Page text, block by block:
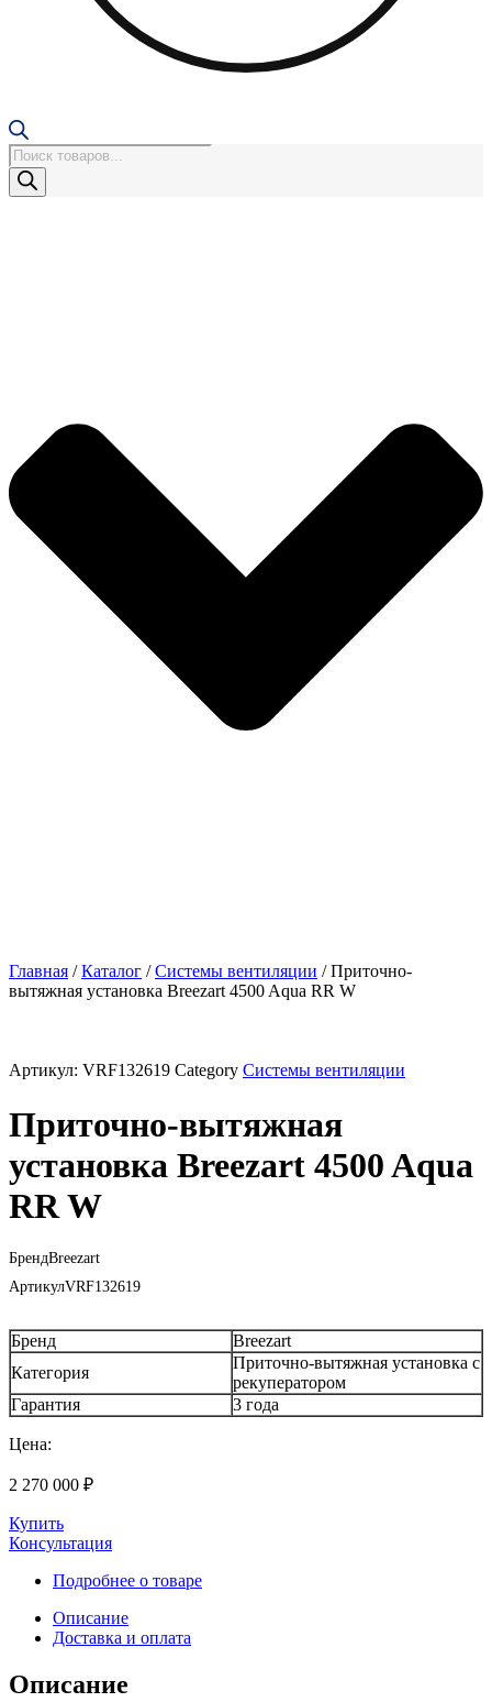
Поиск
товаров
Главная /Каталог /Системы вентиляции / Приточно-
вытяжная установка Breezart 4500 Aqua RR W
Артикул: VRF132619 Category Системы вентиляции
Приточно-вытяжная
установка Breezart 4500 Aqua
RR W
БрендBreezart
АртикулVRF132619
Бренд
Breezart
Категория
Приточно-вытяжная установка с
рекуператором
Гарантия
3 года
Цена:
2 270 000 ₽
Купить
Консультация
Подробнее о товаре
Описание
Доставка и оплата
Описание